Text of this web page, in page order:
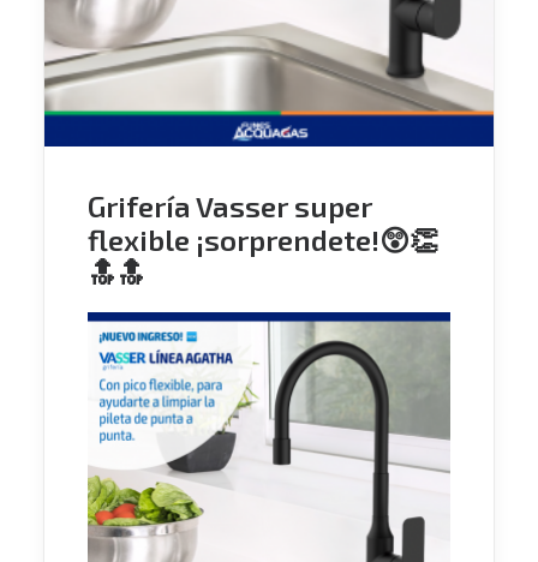
Grifería Vasser super
flexible ¡sorprendete!😲👏
🔝🔝